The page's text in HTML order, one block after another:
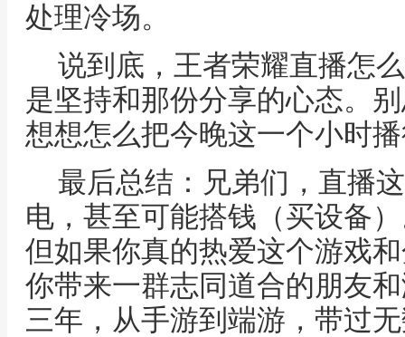
处理冷场。
说到底，王者荣耀直播怎
是坚持和那份分享的心态。
想想怎么把今晚这一个小时
最后总结：兄弟们，直播
电，甚至可能搭钱（买设备
但如果你真的热爱这个游戏
你带来一群志同道合的朋友
三年，从手游到端游，带过